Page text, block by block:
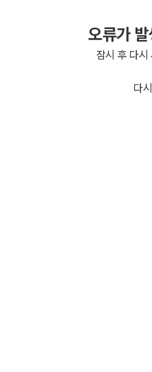
오류가
잠시 후 다시
다